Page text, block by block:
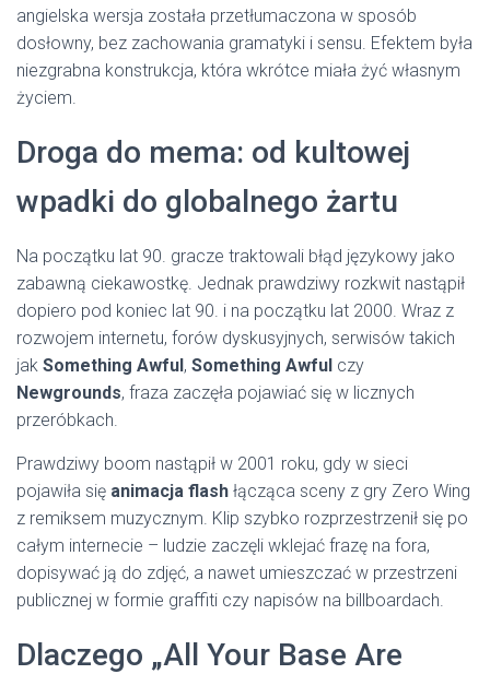
angielska wersja została przetłumaczona w sposób
dosłowny, bez zachowania gramatyki i sensu. Efektem była
niezgrabna konstrukcja, która wkrótce miała żyć własnym
życiem.
Droga do mema: od kultowej
wpadki do globalnego żartu
Na początku lat 90. gracze traktowali błąd językowy jako
zabawną ciekawostkę. Jednak prawdziwy rozkwit nastąpił
dopiero pod koniec lat 90. i na początku lat 2000. Wraz z
rozwojem internetu, forów dyskusyjnych, serwisów takich
jak Something Awful, Something Awful czy
Newgrounds, fraza zaczęła pojawiać się w licznych
przeróbkach.
Prawdziwy boom nastąpił w 2001 roku, gdy w sieci
pojawiła się animacja flash łącząca sceny z gry Zero Wing
z remiksem muzycznym. Klip szybko rozprzestrzenił się po
całym internecie – ludzie zaczęli wklejać frazę na fora,
dopisywać ją do zdjęć, a nawet umieszczać w przestrzeni
publicznej w formie graffiti czy napisów na billboardach.
Dlaczego „All Your Base Are